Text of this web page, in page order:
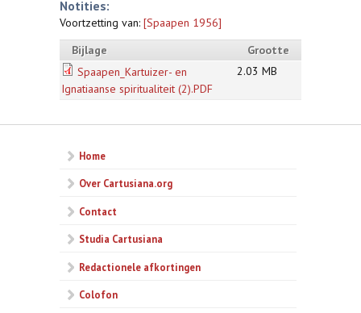
Notities:
Voortzetting van: [Spaapen 1956]
Bijlage
Grootte
Spaapen_Kartuizer- en
Ignatiaanse spiritualiteit (2).PDF
2.03 MB
Home
Over Cartusiana.org
Contact
Studia Cartusiana
Redactionele afkortingen
Colofon